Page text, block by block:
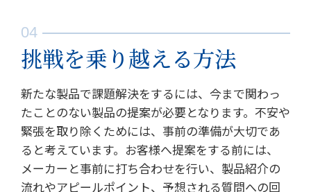
挑戦を乗り越える方法
新たな製品で課題解決をするには、今まで関わっ
たことのない製品の提案が必要となります。不安や
緊張を取り除くためには、事前の準備が大切であ
ると考えています。お客様へ提案をする前には、
メーカーと事前に打ち合わせを行い、製品紹介の
流れやアピールポイント、予想される質問への回